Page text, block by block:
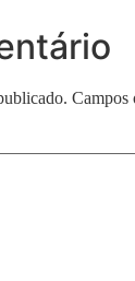
Campos